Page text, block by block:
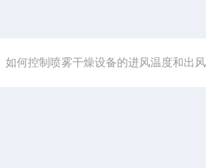
如何控制喷雾干燥设备的进风温度和出